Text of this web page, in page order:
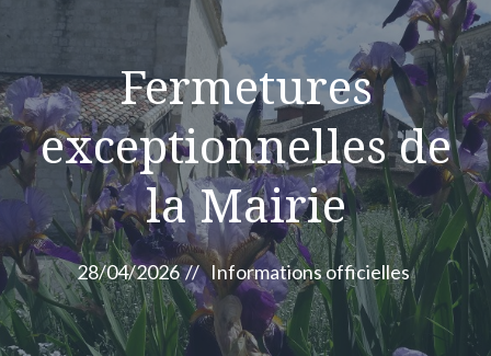
Fermetures
exceptionnelles de
la Mairie
28/04/2026 // Informations officielles